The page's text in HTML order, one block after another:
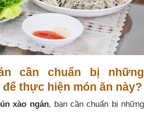
cần chuẩn bị những
thực hiện món ăn này?
xào ngán, bạn cần chuẩn bị những